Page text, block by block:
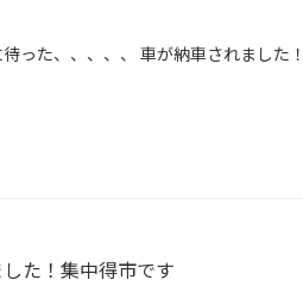
た！集中得市です